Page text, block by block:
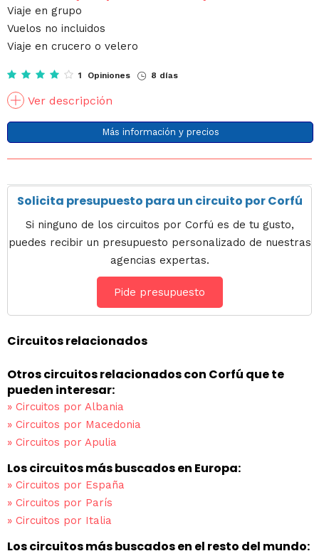
Viaje en grupo
Vuelos no incluidos
Viaje en crucero o velero
1 Opiniones 8 días
Ver descripción
Más información y precios
Solicita presupuesto para un circuito por Corfú
Si ninguno de los circuitos por Corfú es de tu gusto,
puedes recibir un presupuesto personalizado de nuestras
agencias expertas.
Pide presupuesto
Circuitos relacionados
Otros circuitos relacionados con Corfú que te
pueden interesar:
» Circuitos por Albania
» Circuitos por Macedonia
» Circuitos por Apulia
Los circuitos más buscados en Europa:
» Circuitos por España
» Circuitos por París
» Circuitos por Italia
Los circuitos más buscados en el resto del mundo: